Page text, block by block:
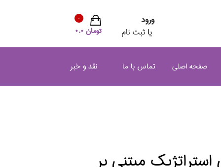
ورود
یا ثبت نام تومان 0.0
0
صفحه اصلی تماس با ما نقد و خبر
استراتژيك مبتني بر